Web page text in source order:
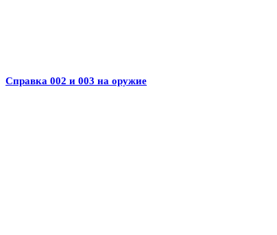
Справка 002 и 003 на оружие